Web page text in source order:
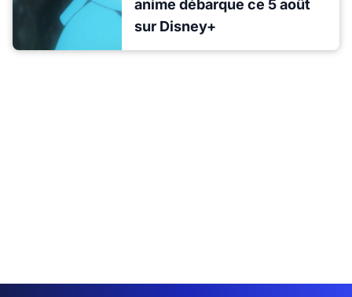
anime débarque ce 5 août
sur Disney+